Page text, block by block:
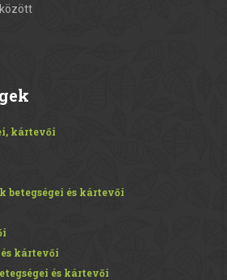
kártevői
betegségei és kártevői
kártevői
és kártevői